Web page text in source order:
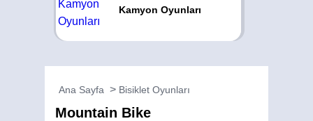
Kamyon Oyunları
Ana Sayfa Bisiklet Oyunları
Mountain Bike